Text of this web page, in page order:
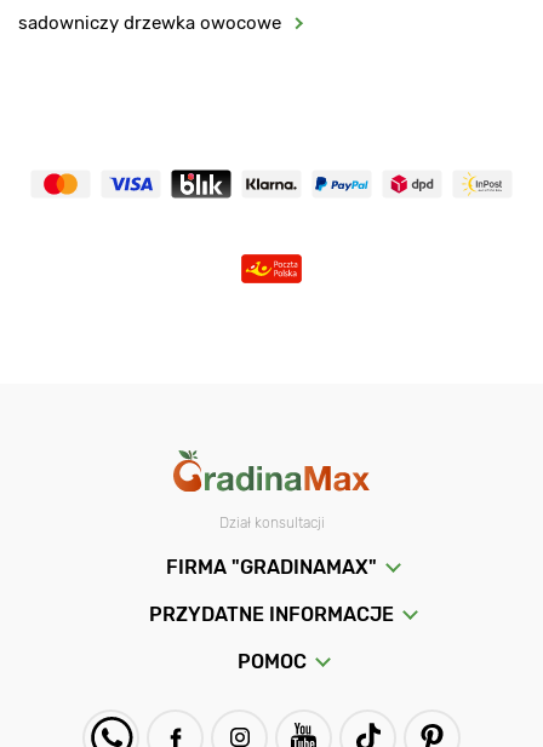
sadowniczy drzewka owocowe
Dział konsultacji
FIRMA "GRADINAMAX"
PRZYDATNE INFORMACJE
POMOC